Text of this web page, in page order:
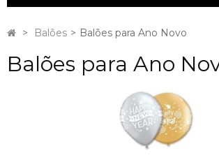
> Balões > Balões para Ano Novo
Balões para Ano